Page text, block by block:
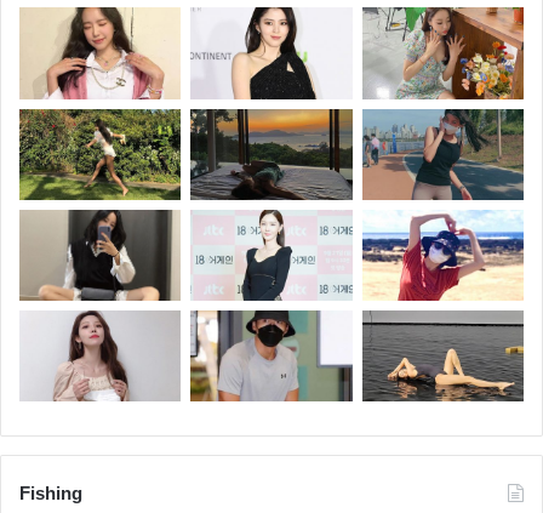
Fishing